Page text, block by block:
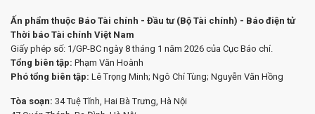
Ấn phẩm thuộc Báo Tài chính - Đầu tư (Bộ Tài chính) - Báo điện tử
Thời báo Tài chính Việt Nam
Giấy phép số: 1/GP-BC ngày 8 tháng 1 năm 2026 của Cục Báo chí.
Tổng biên tập: Phạm Văn Hoành
Phó tổng biên tập: Lê Trọng Minh; Ngô Chí Tùng; Nguyễn Văn Hồng
Tòa soạn: 34 Tuệ Tĩnh, Hai Bà Trưng, Hà Nội